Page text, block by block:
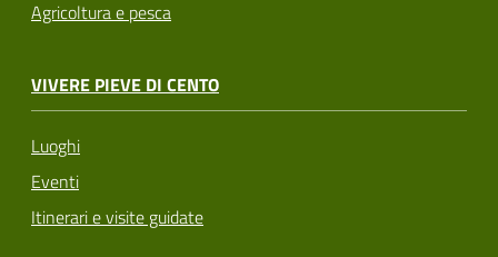
Agricoltura e pesca
VIVERE PIEVE DI CENTO
Luoghi
Eventi
Itinerari e visite guidate